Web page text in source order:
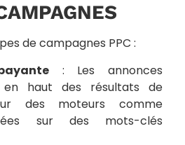
de campagnes PPC :
: Les annonces
en haut des résultats de
des moteurs comme
sur des mots-clés